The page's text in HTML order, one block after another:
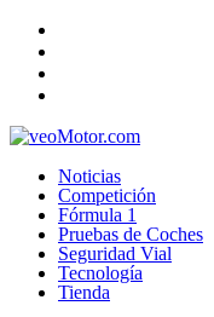
Noticias
Competición
Fórmula 1
Pruebas de Coches
Seguridad Vial
Tecnología
Tienda